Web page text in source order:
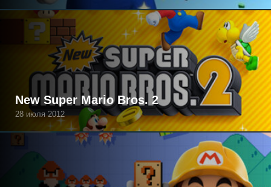
New Super Mario Bros. 2
28 июля 2012